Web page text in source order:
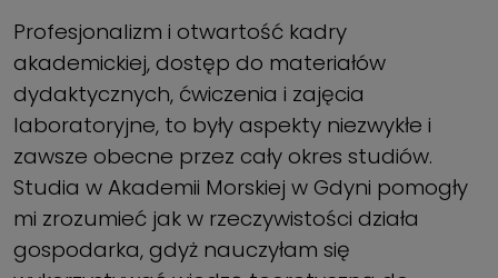
Profesjonalizm i otwartość kadry
akademickiej, dostęp do materiałów
dydaktycznych, ćwiczenia i zajęcia
laboratoryjne, to były aspekty niezwykłe i
zawsze obecne przez cały okres studiów.
Studia w Akademii Morskiej w Gdyni pomogły
mi zrozumieć jak w rzeczywistości działa
gospodarka, gdyż nauczyłam się